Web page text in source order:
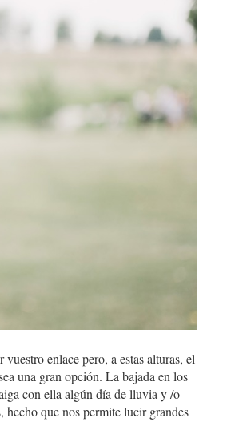
enlace pero, a estas alturas, el
una gran opción. La bajada en los
con ella algún día de lluvia y /o
hecho que nos permite lucir grandes